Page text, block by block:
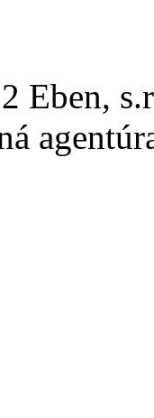
Eben,